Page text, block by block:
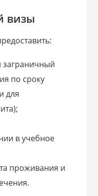
визы
по сроку
для
в учебное
проживания и